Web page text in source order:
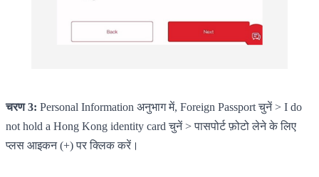
चरण 3: Personal Information अनुभाग में, Foreign Passport चुनें > I do
not hold a Hong Kong identity card चुनें > पासपोर्ट फ़ोटो लेने के लिए
प्लस आइकन (+) पर क्लिक करें।